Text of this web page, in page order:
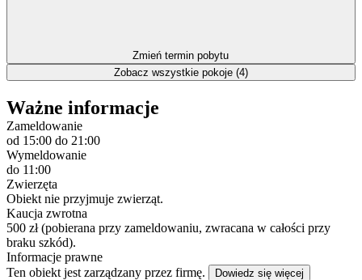
Zmień termin pobytu
Zobacz wszystkie pokoje (4)
Ważne informacje
Zameldowanie
od 15:00 do 21:00
Wymeldowanie
do 11:00
Zwierzęta
Obiekt nie przyjmuje zwierząt.
Kaucja zwrotna
500 zł (pobierana przy zameldowaniu, zwracana w całości przy
braku szkód).
Informacje prawne
Ten obiekt jest zarządzany przez firmę.
Dowiedz się więcej